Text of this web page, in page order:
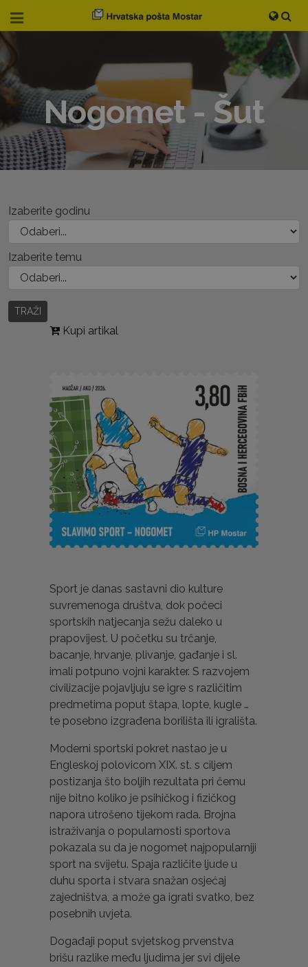
Nogomet - Šut
Izaberite godinu
Izaberite temu
TRAŽI
Kupi artikal
Sport je danas sastavni dio kulture
suvremenoga društva, dok počeci
sportskih natjecanja sežu daleko u
prapovijest. U početku su trčanje,
bacanje, hrvanje, plivanje, gađanje i sl.
imali potpuno vojni karakter. S razvojem
civilizacije pojavljuju se igre s različitim
predmetima poput štapa, lopte, kugle …
te posebno izgrađena borilišta ili igrališta.
Moderni sportski pokret nastao je u
Engleskoj polovicom XIX. st. s ciljem
postizanja što boljih rezultata pri čemu
nije bitno koliko je psihičkog i fizičkog
napora utrošeno tijekom rada. Brojna
istraživanja o popularnosti sportova
pokazala su da je nogomet najpopularniji
sport na svijetu. Spaja različite ljude u
duhu sporta i stvara snažan osjećaj
zajedništva, a može ga igrati svatko, bez
posebnih uvjeta.
Događaji poput svjetskog prvenstva
brišu razlike među ljudima jer svi dijele